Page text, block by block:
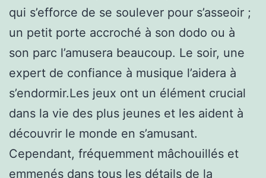
qui s’efforce de se soulever pour s’asseoir ;
un petit porte accroché à son dodo ou à
son parc l’amusera beaucoup. Le soir, une
expert de confiance à musique l’aidera à
s’endormir.Les jeux ont un élément crucial
dans la vie des plus jeunes et les aident à
découvrir le monde en s’amusant.
Cependant, fréquemment mâchouillés et
emmenés dans tous les détails de la